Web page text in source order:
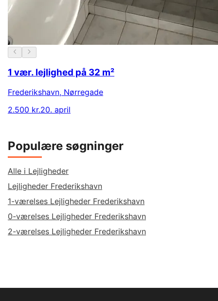
1 vær. lejlighed på 32 m²
Frederikshavn, Nørregade
2.500 kr.20. april
Populære søgninger
Alle i Lejligheder
Lejligheder Frederikshavn
1-værelses Lejligheder Frederikshavn
0-værelses Lejligheder Frederikshavn
2-værelses Lejligheder Frederikshavn